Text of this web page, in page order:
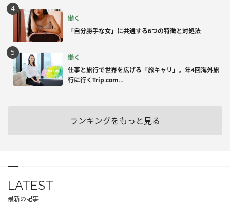
働く
「自分勝手な女」に共通する6つの特徴と対処法
働く
仕事と旅行で世界を広げる「旅キャリ」。年4回海外旅
行に行くTrip.com...
ランキングをもっと見る
LATEST
最新の記事